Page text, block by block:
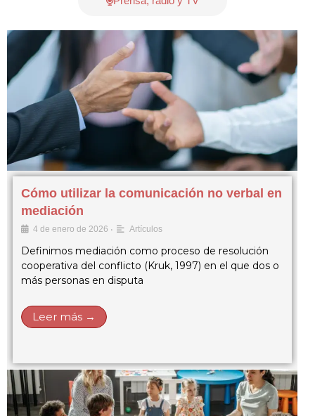
Cómo utilizar la comunicación no verbal en
mediación
4 de enero de 2026 • Artículos
Definimos mediación como proceso de resolución
cooperativa del conflicto (Kruk, 1997) en el que dos o
más personas en disputa
Leer más →